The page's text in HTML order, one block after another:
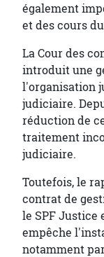
également
et des cours
La Cour des
introduit une
l'organisation
judiciaire.
réduction de
traitement
judiciaire.
Toutefois, le
contrat de
le SPF Justice
empêche
notamment